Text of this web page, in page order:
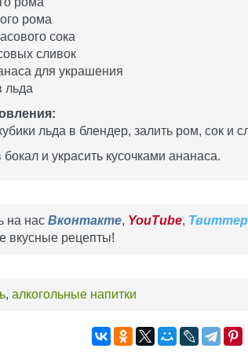
рома
сока
сливок
для украшения
льда
льда в блендер, залить ром, сок и
бокал и украсить кусочками ананаса.
на нас Вконтакте, YouTube,
вкусные рецепты!
, алкогольные напитки